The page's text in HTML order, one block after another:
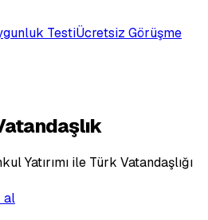
TestiÜcretsiz Görüşme
Yatırımı ile Türk Vatandaşlığı
al